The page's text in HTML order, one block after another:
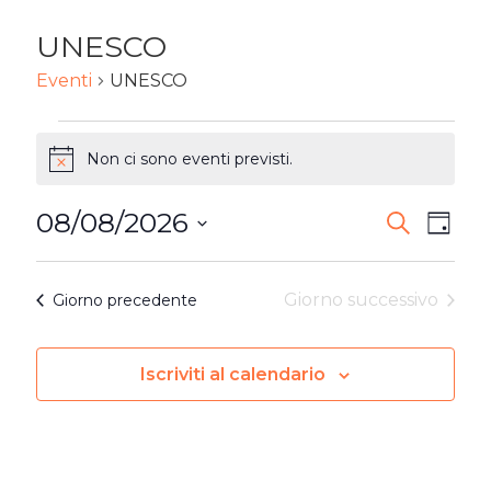
UNESCO
Eventi UNESCO
EVENTI
FOR
8
AGOSTO
2026
NoticeNon ci sono eventi previsti.
EVENTI
E
VISTE
Cerca
08/08/2026
Seleziona
la Giorno precedente Giorno successivo
Iscriviti al calendario